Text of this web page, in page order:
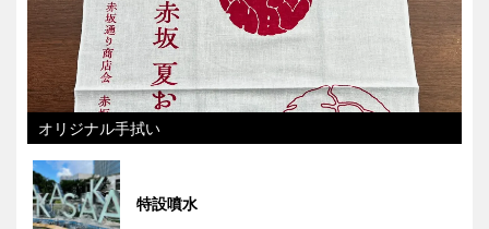
オリジナル手拭い
特設噴水